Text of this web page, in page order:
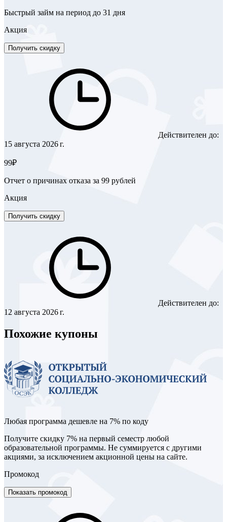
Быстрый займ на период до 31 дня
Акция
Получить скидку
Действителен до:
15 августа 2026 г.
99₽
Отчет о причинах отказа за 99 рублей
Акция
Получить скидку
Действителен до:
12 августа 2026 г.
Похожие купоны
Любая программа дешевле на 7% по коду
Получите скидку 7% на первый семестр любой
образовательной программы. Не суммируется с другими
акциями, за исключением акционной цены на сайте.
Промокод
Показать промокод